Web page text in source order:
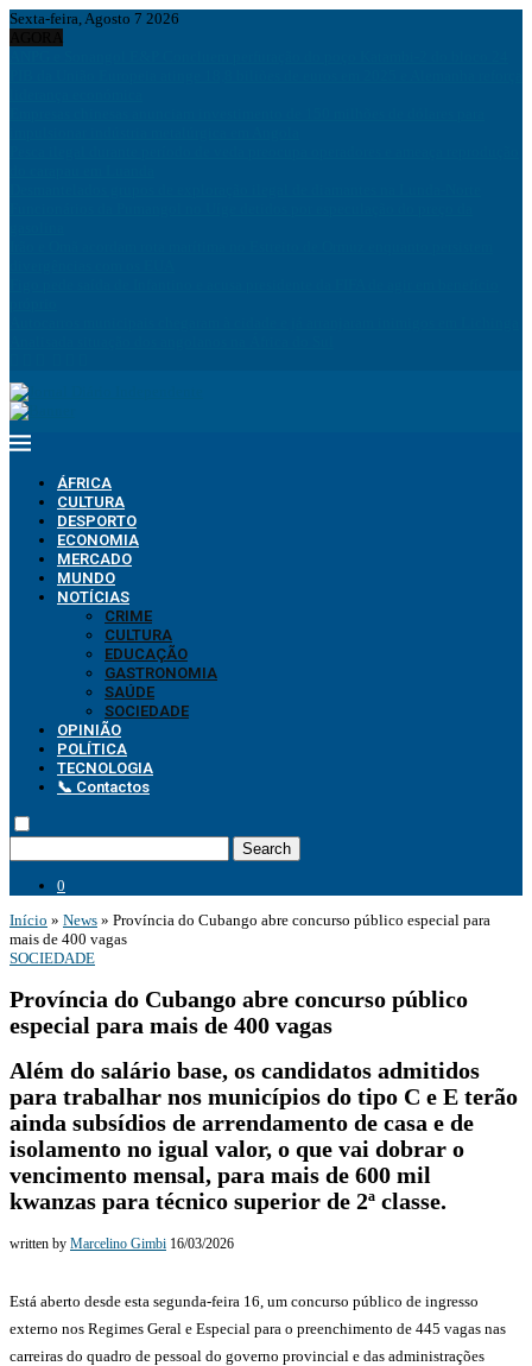
Sexta-feira, Agosto 7 2026
ÁFRICA
CULTURA
DESPORTO
ECONOMIA
MERCADO
MUNDO
NOTÍCIAS
CRIME
CULTURA
EDUCAÇÃO
GASTRONOMIA
SAÚDE
SOCIEDADE
OPINIÃO
POLÍTICA
TECNOLOGIA
📞 Contactos
Search
0
Início » News » Província do Cubango abre concurso público especial para
mais de 400 vagas
SOCIEDADE
Província do Cubango abre concurso público
especial para mais de 400 vagas
Além do salário base, os candidatos admitidos
para trabalhar nos municípios do tipo C e E terão
ainda subsídios de arrendamento de casa e de
isolamento no igual valor, o que vai dobrar o
vencimento mensal, para mais de 600 mil
kwanzas para técnico superior de 2ª classe.
written by Marcelino Gimbi 16/03/2026
Está aberto desde esta segunda-feira 16, um concurso público de ingresso
externo nos Regimes Geral e Especial para o preenchimento de 445 vagas nas
carreiras do quadro de pessoal do governo provincial e das administrações